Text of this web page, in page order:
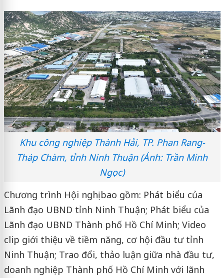
Khu công nghiệp Thành Hải, TP. Phan Rang-
Tháp Chàm, tỉnh Ninh Thuận (Ảnh: Trần Minh
Ngọc)
Chương trình Hội nghị bao gồm: Phát biểu của
Lãnh đạo UBND tỉnh Ninh Thuận; Phát biểu của
Lãnh đạo UBND Thành phố Hồ Chí Minh; Video
clip giới thiệu về tiềm năng, cơ hội đầu tư tỉnh
Ninh Thuận; Trao đổi, thảo luận giữa nhà đầu tư,
doanh nghiệp Thành phố Hồ Chí Minh với lãnh